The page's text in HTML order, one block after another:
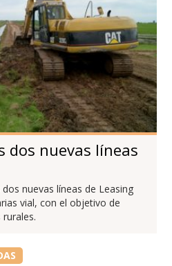
dos nuevas líneas
nuevas líneas de Leasing
vial, con el objetivo de